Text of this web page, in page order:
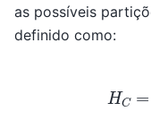
as possíveis
definido como: